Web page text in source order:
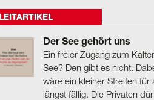
LEITARTIKEL
Der See gehört uns
Ein freier Zugang zum
See? Den gibt es nicht.
wäre ein kleiner Streifen für
längst fällig. Die Privaten